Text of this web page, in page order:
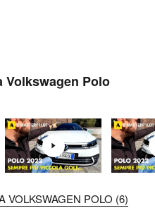
Polo
VOLKSWAGEN POLO (6)